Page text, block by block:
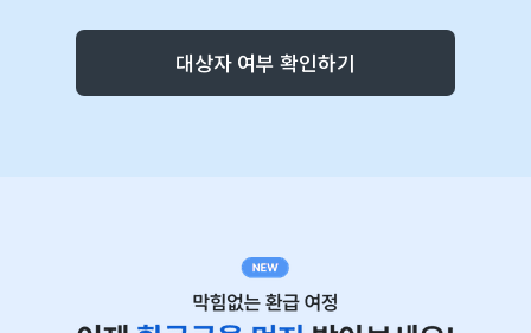
대상자 여부 확인하기